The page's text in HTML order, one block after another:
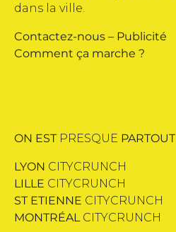
dans la ville.
Contactez-nous – Publicité
Comment ça marche ?
ON EST PRESQUE PARTOUT
LYON CITYCRUNCH
LILLE CITYCRUNCH
ST ETIENNE CITYCRUNCH
MONTRÉALCITYCRUNCH